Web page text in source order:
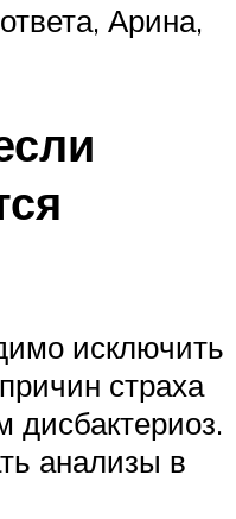
Арина,
исключить
страха
дисбактериоз.
анализы в